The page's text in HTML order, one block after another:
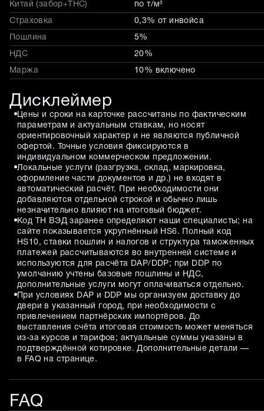
Китай (забор+THC) по т/м³
Страховка 0,3% от инвойса
Пошлина 5%
НДС 20%
Маржа 10% включено
Дисклеймер
Цены и сроки на карточке рассчитаны по фактическим
параметрам и актуальным ставкам, но носят
ориентировочный характер и не являются публичной
офертой. Точные условия фиксируются в
индивидуальном коммерческом предложении.
Локальные услуги (разгрузка, склад, маркировка,
оформление части документов и др.) не входят в
автоматический расчёт. При необходимости они
добавляются отдельной строкой и обычно лишь
незначительно влияют на итоговый бюджет.
Код ТН ВЭД заранее определяют наши специалисты; на
сайте показывается укрупнённый HS6. Полный код
HS10, ставки пошлин и налогов и структура таможенных
платежей рассчитываются во внутренней системе и
используются для расчёта DAP/DDP; при DDP по
умолчанию учтены базовые пошлины и НДС,
дополнительные услуги могут оплачиваться отдельно.
При условиях DAP и DDP мы организуем доставку до
двери в указанный город, при необходимости с
привлечением партнёрских импортёров. До
выставления счёта итоговая стоимость может меняться
из-за курсов и тарифов; актуальные суммы указаны в
подтверждённой котировке. Дополнительные детали —
в FAQ на странице.
FAQ